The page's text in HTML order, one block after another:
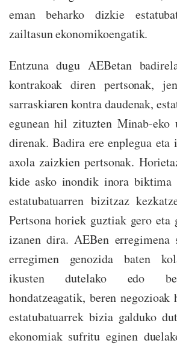
eman beharko dizkie
zailtasun ekonomikoengatik.
Entzuna dugu AEBetan
kontrakoak diren pertsonak,
sarraskiaren kontra daudenak,
egunean hil zituzten Minab-eko
direnak. Badira ere enplegua
axola zaizkien pertsonak.
kide asko inondik inora biktima
estatubatuarren bizitzaz
Pertsona horiek guztiak gero eta
izanen dira. AEBen erregimena
erregimen genozida baten
ikusten dutelako edo
hondatzeagatik, beren negozioak
estatubatuarrek bizia galduko
ekonomiak sufritu eginen